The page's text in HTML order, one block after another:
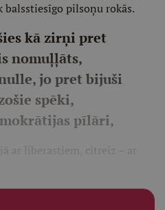
pilsoņu rokās.
kā zirņi pret
nomuļļāts,
jo pret bijuši
spēki,
pīlāri,
ar liberastiem, citreiz – ar